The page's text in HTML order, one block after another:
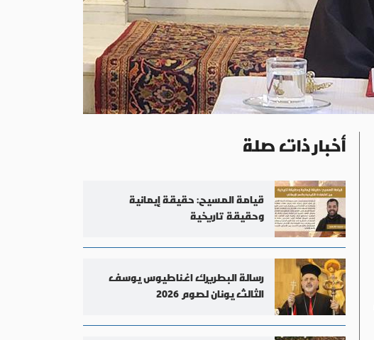
أخبار ذات صلة
قيامة المسيح: حقيقة إيمانية
وحقيقة تاريخية
رسالة البطريرك اغناطيوس يوسف
الثالث يونان لصوم 2026